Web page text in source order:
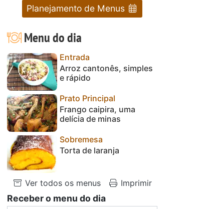
Planejamento de Menus
Menu do dia
Entrada
Arroz cantonês, simples
e rápido
Prato Principal
Frango caipira, uma
delícia de minas
Sobremesa
Torta de laranja
Ver todos os menus Imprimir
Receber o menu do dia